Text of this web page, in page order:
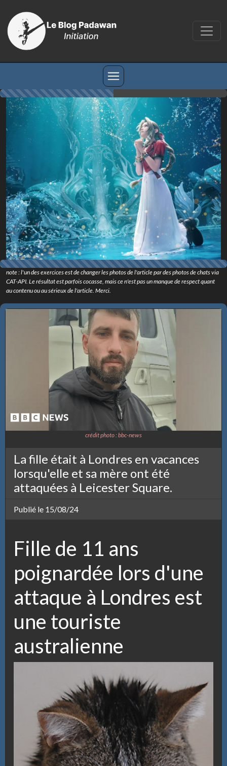
note : l'un des exercices est de changer les photos de l'article par des photos de chats via
CAT-API. Le résultat est parfois cocasse, mais ce n'est pas un manque de respect quant
au contenu ou au sérieux de l'article. Merci.
crédit photo : bbc-news
La fille était à Londres en vacances
lorsqu'elle et sa mère ont été
attaquées à Leicester Square.
Publié le 15/08/24
Fille de 11 ans
poignardée lors d'une
attaque à Londres est
une touriste
australienne